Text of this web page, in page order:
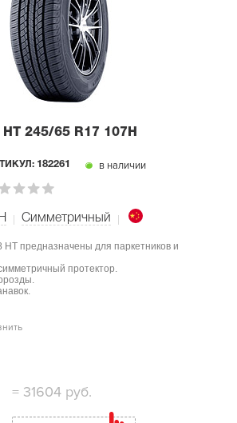
245/65 R17 107H
182261 в наличии
H Симметричный
предназначены для паркетников и
протектор.
=31604 руб.